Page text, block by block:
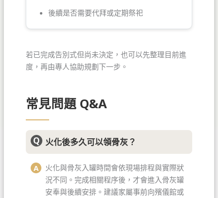
後續是否需要代拜或定期祭祀
若已完成告別式但尚未決定，也可以先整理目前進
度，再由專人協助規劃下一步。
常見問題 Q&A
火化後多久可以領骨灰？
火化與骨灰入罐時間會依現場排程與實際狀
況不同。完成相關程序後，才會進入骨灰罐
安奉與後續安排。建議家屬事前向殯儀館或